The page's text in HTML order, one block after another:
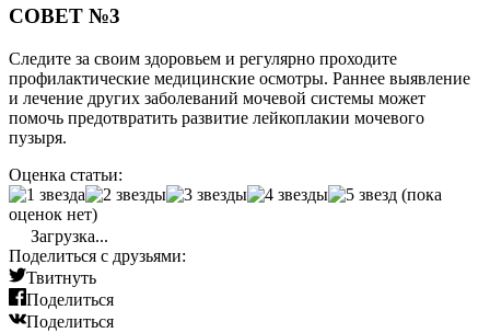
СОВЕТ №3
Следите за своим здоровьем и регулярно проходите
профилактические медицинские осмотры. Раннее выявление
и лечение других заболеваний мочевой системы может
помочь предотвратить развитие лейкоплакии мочевого
пузыря.
Оценка статьи:
(пока
оценок нет)
Загрузка...
Поделиться с друзьями:
Твитнуть
Поделиться
Поделиться